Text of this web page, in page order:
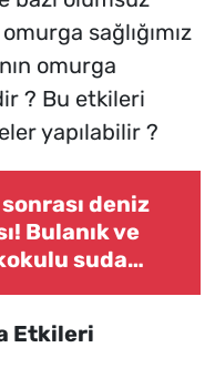
sağlığımız
omurga
? Bu etkileri
yapılabilir ?
sonrası deniz
Bulanık ve
suda
Etkileri